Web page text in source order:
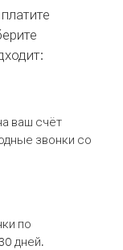
ваш счёт
звонки со
по
дней.